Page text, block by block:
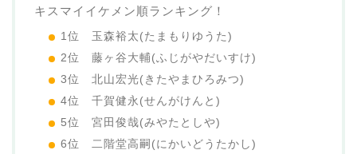
キスマイイケメン順ランキング！
1位 玉森裕太(たまもりゆうた)
2位 藤ヶ谷大輔(ふじがやだいすけ)
3位 北山宏光(きたやまひろみつ)
4位 千賀健永(せんがけんと)
5位 宮田俊哉(みやたとしや)
6位 二階堂高嗣(にかいどうたかし)